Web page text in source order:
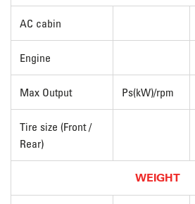
AC cabin
Engine
Max Output Ps(kW)/rpm
Tire size (Front /
Rear)
WEIGHT